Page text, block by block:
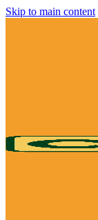
Skip to main content